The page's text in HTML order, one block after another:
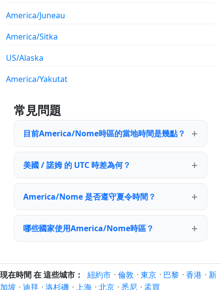
America/Juneau
America/Sitka
US/Alaska
America/Yakutat
常見問題
目前America/Nome時區的當地時間是幾點？
美國 / 諾姆 的 UTC 時差為何？
America/Nome 是否遵守夏令時間？
哪些國家使用America/Nome時區？
現在時間 在 這些城市： 紐約市 · 倫敦 · 東京 · 巴黎 · 香港 · 新
加坡 · 迪拜 · 洛杉磯 · 上海 · 北京 · 悉尼 · 孟買